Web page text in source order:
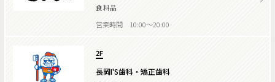
食料品
営業時間 10:00～20:00
2F
長岡I'S歯科・矯正歯科